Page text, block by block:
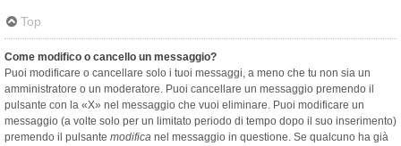
Top
Come modifico o cancello un messaggio?
Puoi modificare o cancellare solo i tuoi messaggi, a meno che tu non sia un
amministratore o un moderatore. Puoi cancellare un messaggio premendo il
pulsante con la «X» nel messaggio che vuoi eliminare. Puoi modificare un
messaggio (a volte solo per un limitato periodo di tempo dopo il suo inserimento)
premendo il pulsante modifica nel messaggio in questione. Se qualcuno ha già